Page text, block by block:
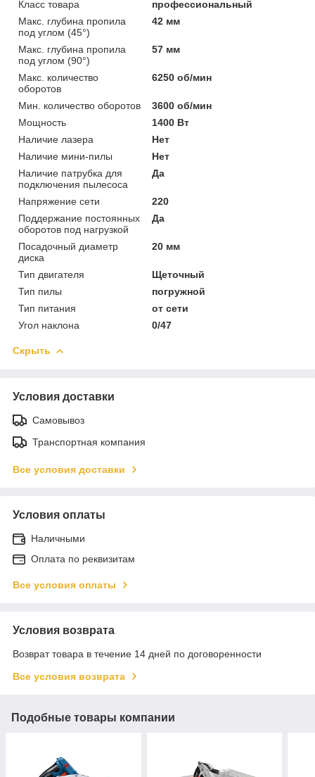
Класс товара
профессиональный
Макс. глубина пропила
под углом (45°)
42 мм
Макс. глубина пропила
под углом (90°)
57 мм
Макс. количество
оборотов
6250 об/мин
Мин. количество оборотов
3600 об/мин
Мощность
1400 Вт
Наличие лазера
Нет
Наличие мини-пилы
Нет
Наличие патрубка для
подключения пылесоса
Да
Напряжение сети
220
Поддержание постоянных
оборотов под нагрузкой
Да
Посадочный диаметр
диска
20 мм
Тип двигателя
Щеточный
Тип пилы
погружной
Тип питания
от сети
Угол наклона
0/47
Скрыть
Условия доставки
Самовывоз
Транспортная компания
Все условия доставки
Условия оплаты
Наличными
Оплата по реквизитам
Все условия оплаты
Условия возврата
Возврат товара в течение 14 дней по договоренности
Все условия возврата
Подобные товары компании